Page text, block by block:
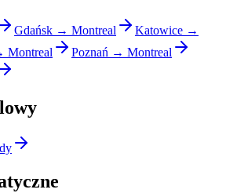
Gdańsk → Montreal
Katowice →
Montreal
Poznań → Montreal